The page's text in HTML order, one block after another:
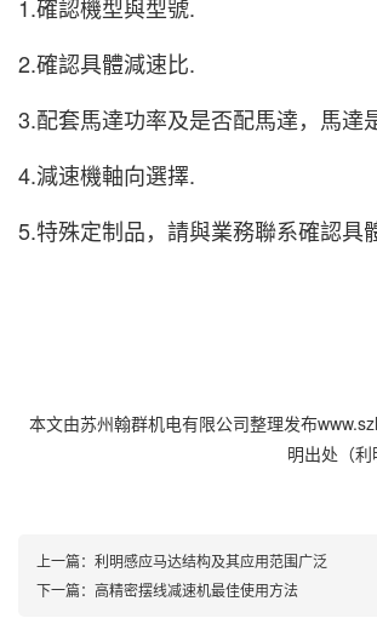
1.確認機型與型號.
2.確認具體減速比.
3.配套馬達功率及是否配馬達，馬達
4.減速機軸向選擇.
5.特殊定制品，請與業務聯系確認具
本文由苏州翰群机电有限公司整理发布
明出处（利
上一篇： 利明感应马达结构及其应用范围广泛
下一篇： 高精密摆线减速机最佳使用方法